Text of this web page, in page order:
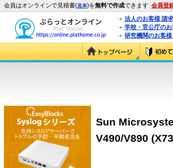
会員はオンラインで見積書(見本)を無料で作成できます 会員登
法人のお客様 請
学校・官公庁の
研究機関のお客
Sun
V490/V890